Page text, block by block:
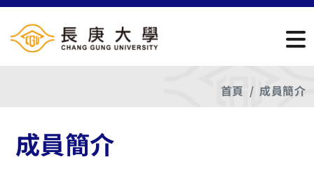
首頁 成員簡介
成員簡介